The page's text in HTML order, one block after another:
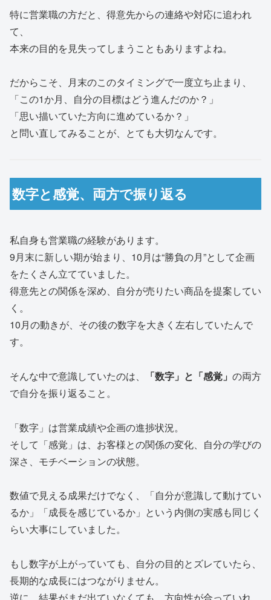
特に営業職の方だと、得意先からの連絡や対応に追われ
て、
本来の目的を見失ってしまうこともありますよね。
だからこそ、月末のこのタイミングで一度立ち止まり、
「この1か月、自分の目標はどう進んだのか？」
「思い描いていた方向に進めているか？」
と問い直してみることが、とても大切なんです。
数字と感覚、両方で振り返る
私自身も営業職の経験があります。
9月末に新しい期が始まり、10月は“勝負の月”として企画
をたくさん立てていました。
得意先との関係を深め、自分が売りたい商品を提案してい
く。
10月の動きが、その後の数字を大きく左右していたんで
す。
そんな中で意識していたのは、 「数字」と「感覚」 の両方
で自分を振り返ること。
「数字」は営業成績や企画の進捗状況。
そして「感覚」は、お客様との関係の変化、自分の学びの
深さ、モチベーションの状態。
数値で見える成果だけでなく、「自分が意識して動けてい
るか」「成長を感じているか」という内側の実感も同じく
らい大事にしていました。
もし数字が上がっていても、自分の目的とズレていたら、
長期的な成長にはつながりません。